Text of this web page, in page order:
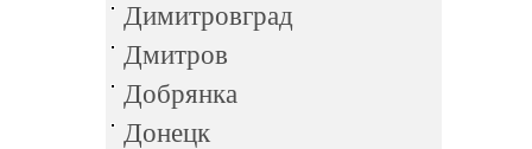
Димитровград
Дмитров
Добрянка
Донецк